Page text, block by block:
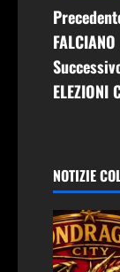
N
a
v
g
a
z
NOTIZIE